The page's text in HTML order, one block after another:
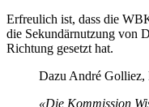
Erfreulich ist, dass die
die Sekundärnutzung von
Richtung gesetzt hat.
Dazu André Golliez,
«Die Kommission